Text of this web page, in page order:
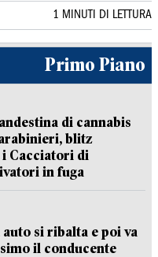
1 MINUTI DI LETTURA
Primo Piano
di cannabis
blitz
Cacciatori di
in fuga
auto si ribalta e poi va
il conducente